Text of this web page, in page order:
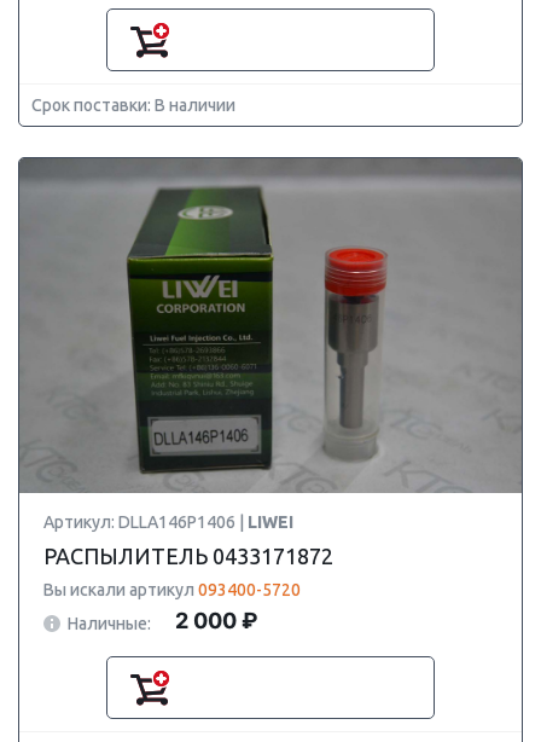
Срок поставки: В наличии
Артикул: DLLA146P1406 | LIWEI
РАСПЫЛИТЕЛЬ 0433171872
Вы искали артикул 093400-5720
Наличные:
2 000 ₽